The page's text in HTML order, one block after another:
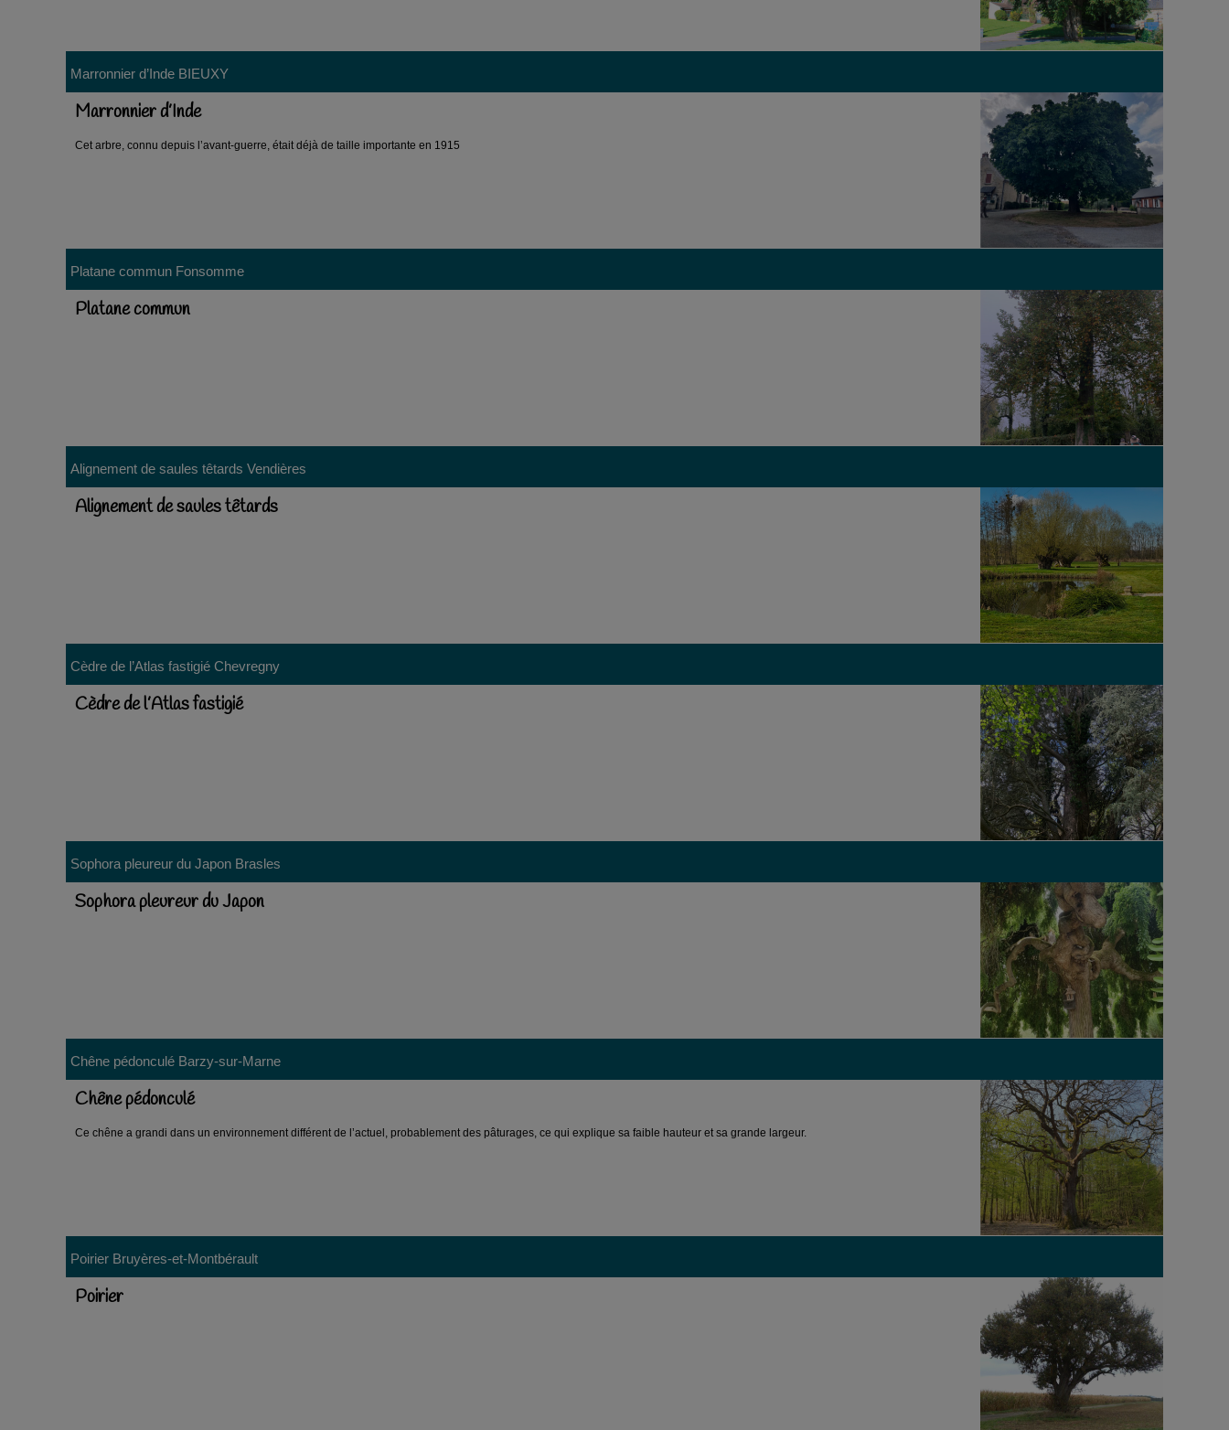
Marronnier d’Inde BIEUXY
Marronnier d’Inde
Cet arbre, connu depuis l’avant-guerre, était déjà de taille importante en 1915
Platane commun Fonsomme
Platane commun
Alignement de saules têtards Vendières
Alignement de saules têtards
Cèdre de l’Atlas fastigié Chevregny
Cèdre de l’Atlas fastigié
Sophora pleureur du Japon Brasles
Sophora pleureur du Japon
Chêne pédonculé Barzy-sur-Marne
Chêne pédonculé
Ce chêne a grandi dans un environnement différent de l’actuel, probablement des pâturages, ce qui explique sa faible hauteur et sa grande largeur.
Poirier Bruyères-et-Montbérault
Poirier